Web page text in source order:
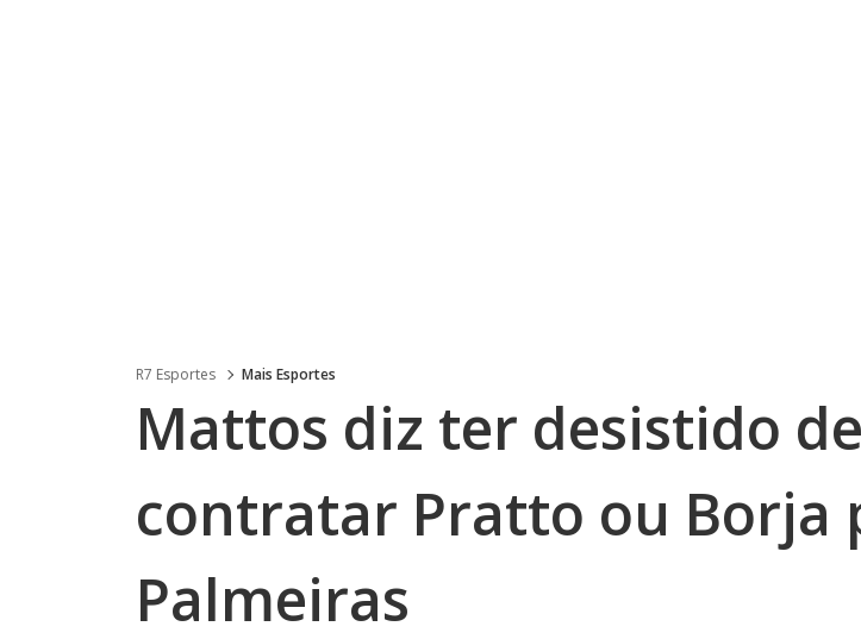
R7 Esportes Mais Esportes
Mattos diz ter desistido de
contratar Pratto ou Borja
Palmeiras